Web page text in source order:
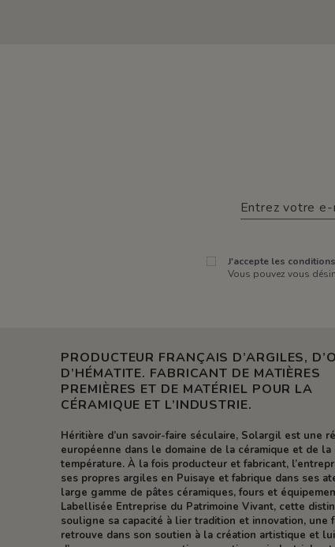
J'accepte les
Vous pouvez vous
PRODUCTEUR FRANÇAIS D’ARGILES,
D’HÉMATITE. FABRICANT DE MATIÈRES
PREMIÈRES ET DE MATÉRIEL POUR LA
CÉRAMIQUE ET L’INDUSTRIE.
Héritière d’un savoir-faire séculaire, Solargil est une
européenne dans le domaine de la céramique et de la
température. À la fois producteur et fabricant,
ses propres argiles en Puisaye et fabrique dans ses
large gamme de pâtes céramiques, fours et
Labellisée Entreprise du Patrimoine Vivant, cette
souligne sa capacité à lier tradition et innovation, une
retrouve dans son soutien à la création artistique et